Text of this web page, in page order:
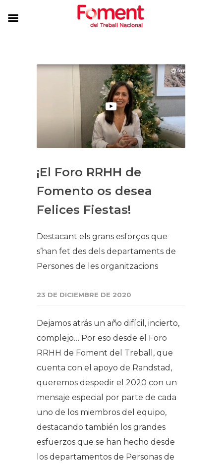
¡El Foro RRHH de
Fomento os desea
Felices Fiestas!
Destacant els grans esforços que
s’han fet des dels departaments de
Persones de les organitzacions
23 DE DICIEMBRE DE 2020
Dejamos atrás un año difícil, incierto,
complejo… Por eso desde el Foro
RRHH de Foment del Treball, que
cuenta con el apoyo de Randstad,
queremos despedir el 2020 con un
mensaje especial por parte de cada
uno de los miembros del equipo,
destacando también los grandes
esfuerzos que se han hecho desde
los departamentos de Personas de